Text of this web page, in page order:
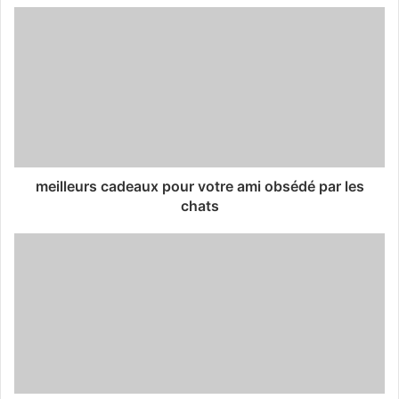
meilleurs cadeaux pour votre ami obsédé par les
chats